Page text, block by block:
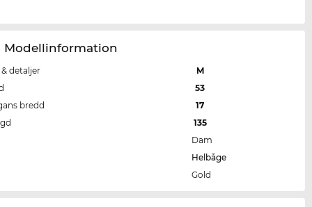
Modellinformation
detaljer
M
53
bredd
17
135
Dam
Helbåge
Gold